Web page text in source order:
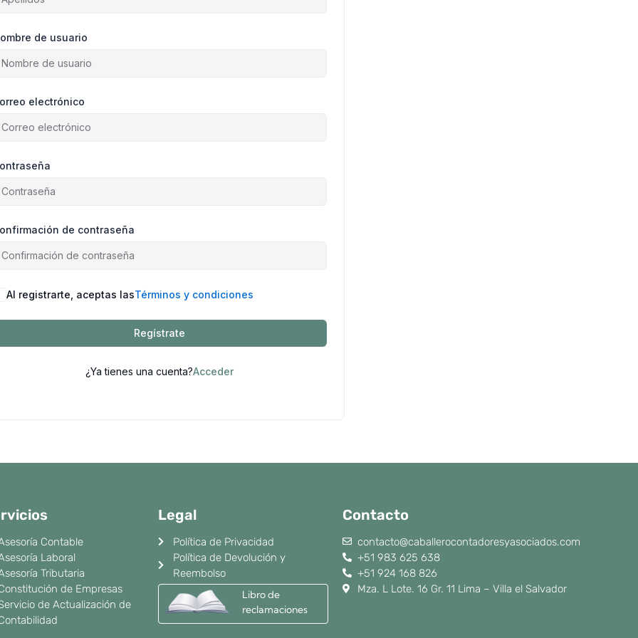
de usuario
electrónico
de contraseña
Al registrarte, aceptas lasTérminos y condiciones
Regístrate
¿Ya tienes una cuenta?Acceder
Contable
Laboral
Tributaria
de Empresas
de Actualización de
Legal
Política de Privacidad
Política de Devolución y
Reembolso
Libro de
reclamaciones
Contacto
contacto@caballerocontadoresyasociados.com
+51 983 625 638
+51 924 168 826
Mza. L Lote. 16 Gr. 11 Lima – Villa el Salvador